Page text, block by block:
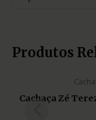
Produtos
Cachaça Zé